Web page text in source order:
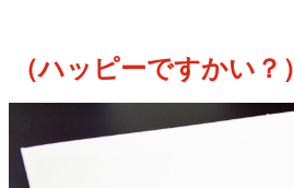
（ハッピーですかい？）